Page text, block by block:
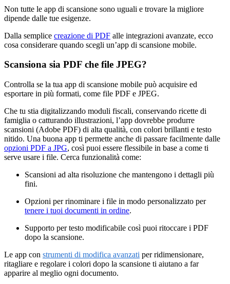
Non tutte le app di scansione sono uguali e trovare la migliore
dipende dalle tue esigenze.
Dalla semplice creazione di PDF alle integrazioni avanzate, ecco
cosa considerare quando scegli un’app di scansione mobile.
Scansiona sia PDF che file JPEG?
Controlla se la tua app di scansione mobile può acquisire ed
esportare in più formati, come file PDF e JPEG.
Che tu stia digitalizzando moduli fiscali, conservando ricette di
famiglia o catturando illustrazioni, l’app dovrebbe produrre
scansioni (Adobe PDF) di alta qualità, con colori brillanti e testo
nitido. Una buona app ti permette anche di passare facilmente dalle
opzioni PDF a JPG, così puoi essere flessibile in base a come ti
serve usare i file. Cerca funzionalità come:
Scansioni ad alta risoluzione che mantengono i dettagli più
fini.
Opzioni per rinominare i file in modo personalizzato per
tenere i tuoi documenti in ordine.
Supporto per testo modificabile così puoi ritoccare i PDF
dopo la scansione.
Le app con strumenti di modifica avanzati per ridimensionare,
ritagliare e regolare i colori dopo la scansione ti aiutano a far
apparire al meglio ogni documento.